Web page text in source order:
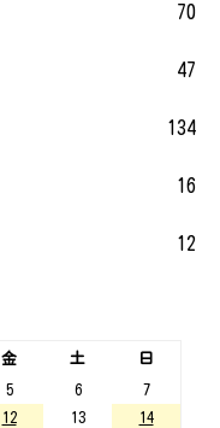
70
47
134
16
12
金 土
日
5 6
7
12 13
14